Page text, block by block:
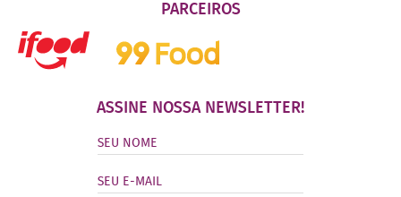
PARCEIROS
ASSINE NOSSA NEWSLETTER!